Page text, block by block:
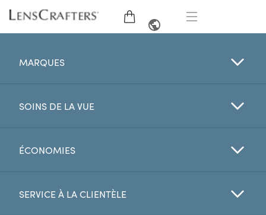
MARQUES
VERRES
OFFRES
MARQUES
SOINS DE LA VUE
ÉCONOMIES
SERVICE À LA CLIENTÈLE